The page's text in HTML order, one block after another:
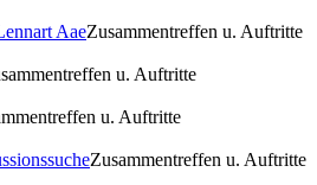
AaeZusammentreffen u. Auftritte
u. Auftritte
u. Auftritte
Zusammentreffen u. Auftritte